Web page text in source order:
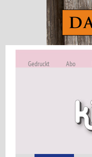
Gedruckt Abo